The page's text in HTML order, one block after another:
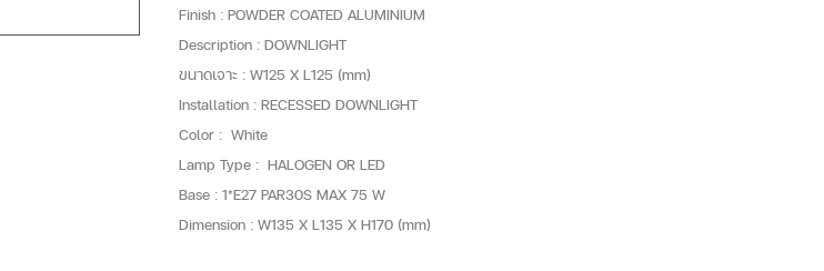
Finish : POWDER COATED ALUMINIUM
Description : DOWNLIGHT
ขนาดเจาะ : W125 X L125 (mm)
Installation : RECESSED DOWNLIGHT
Color : White
Lamp Type : HALOGEN OR LED
Base : 1*E27 PAR30S MAX 75 W
Dimension : W135 X L135 X H170 (mm)